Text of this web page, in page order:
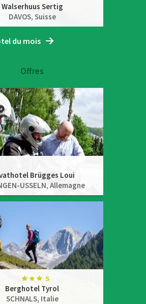
Walserhuus Sertig
DAVOS, Suisse
du mois
Offres
Brügges Loui
USSELN, Allemagne
Berghotel Tyrol
SCHNALS, Italie